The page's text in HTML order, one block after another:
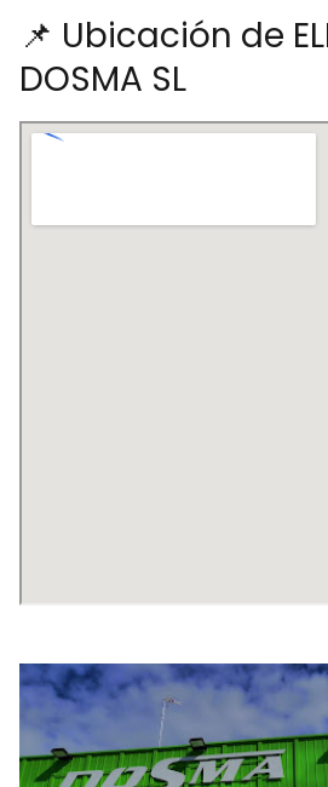
📌 Ubicación de
DOSMA SL